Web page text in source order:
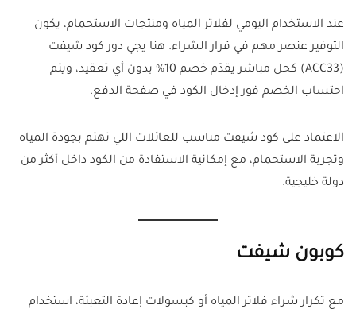
عند الاستخدام اليومي لفلاتر المياه ومنتجات الاستحمام، يكون
التوفير عنصر مهم في قرار الشراء. هنا يجي دور كود شيفت
(ACC33) كحل مباشر يقدّم خصم 10% بدون أي تعقيد، ويتم
احتساب الخصم فور إدخال الكود في صفحة الدفع.
الاعتماد على كود شيفت مناسب للعائلات اللي تهتم بجودة المياه
وتجربة الاستحمام، مع إمكانية الاستفادة من الكود داخل أكثر من
دولة خليجية.
كوبون شيفت
مع تكرار شراء فلاتر المياه أو كبسولات إعادة التعبئة، استخدام